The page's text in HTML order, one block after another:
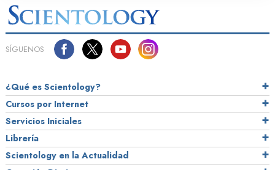
SÍGUENOS
¿Qué es Scientology?
Cursos por Internet
Servicios Iniciales
Librería
Scientology en la Actualidad